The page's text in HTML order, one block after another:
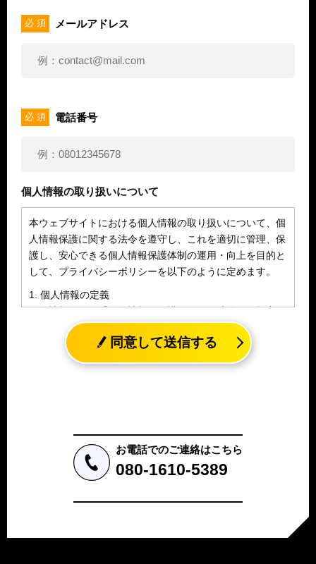
必 須 メールアドレス
必 須 電話番号
個人情報の取り扱いについて
本ウェブサイトにおける個人情報の取り扱いについて、個
人情報保護に関する法令を遵守し、これを適切に管理、保
護し、安心できる個人情報保護体制の運用・向上を目的と
して、プライバシーポリシーを以下のように定めます。
1. 個人情報の定義
個人情報とは、「個人情報の保護に関する法律」に規定さ
れる生存する個人に関する情報であって、氏名、生年月日
その他の記述等により特定の個人を識別することができる
情報（個人識別情報）を指します。
しません。
a.応募者等からのお問い合わせに対応・管理するため
b.本ウェブサイトにおけるサービスの提供・運用のため
3. プライバシー尊重
同意して送信する
お電話でのご連絡はこちら
080-1610-5389